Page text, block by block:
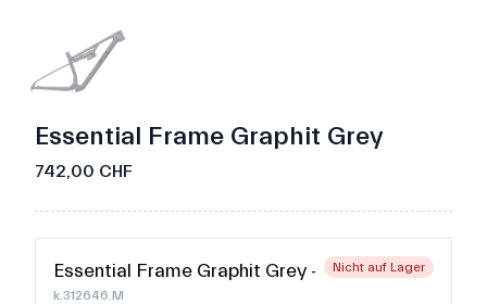
Essential Frame Graphit Grey
742,00 CHF
Essential Frame Graphit Grey - M
k.312646.M
Nicht auf Lager